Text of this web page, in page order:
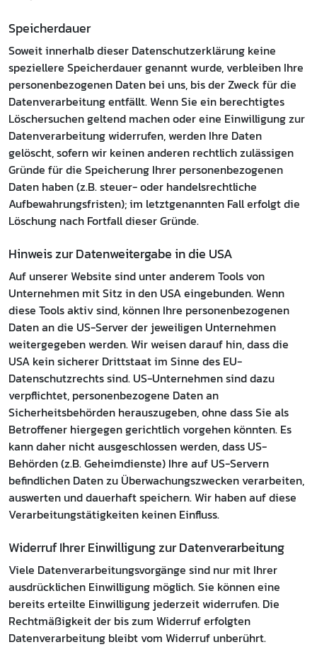
Speicherdauer
Soweit innerhalb dieser Datenschutzerklärung keine
speziellere Speicherdauer genannt wurde, verbleiben Ihre
personenbezogenen Daten bei uns, bis der Zweck für die
Datenverarbeitung entfällt. Wenn Sie ein berechtigtes
Löschersuchen geltend machen oder eine Einwilligung zur
Datenverarbeitung widerrufen, werden Ihre Daten
gelöscht, sofern wir keinen anderen rechtlich zulässigen
Gründe für die Speicherung Ihrer personenbezogenen
Daten haben (z.B. steuer- oder handelsrechtliche
Aufbewahrungsfristen); im letztgenannten Fall erfolgt die
Löschung nach Fortfall dieser Gründe.
Hinweis zur Datenweitergabe in die USA
Auf unserer Website sind unter anderem Tools von
Unternehmen mit Sitz in den USA eingebunden. Wenn
diese Tools aktiv sind, können Ihre personenbezogenen
Daten an die US-Server der jeweiligen Unternehmen
weitergegeben werden. Wir weisen darauf hin, dass die
USA kein sicherer Drittstaat im Sinne des EU-
Datenschutzrechts sind. US-Unternehmen sind dazu
verpflichtet, personenbezogene Daten an
Sicherheitsbehörden herauszugeben, ohne dass Sie als
Betroffener hiergegen gerichtlich vorgehen könnten. Es
kann daher nicht ausgeschlossen werden, dass US-
Behörden (z.B. Geheimdienste) Ihre auf US-Servern
befindlichen Daten zu Überwachungszwecken verarbeiten,
auswerten und dauerhaft speichern. Wir haben auf diese
Verarbeitungstätigkeiten keinen Einfluss.
Widerruf Ihrer Einwilligung zur Datenverarbeitung
Viele Datenverarbeitungsvorgänge sind nur mit Ihrer
ausdrücklichen Einwilligung möglich. Sie können eine
bereits erteilte Einwilligung jederzeit widerrufen. Die
Rechtmäßigkeit der bis zum Widerruf erfolgten
Datenverarbeitung bleibt vom Widerruf unberührt.